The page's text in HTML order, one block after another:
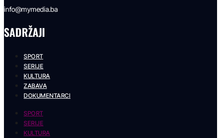
info@mymedia.ba
SADRŽAJI
SPORT
SERIJE
KULTURA
ZABAVA
DOKUMENTARCI
SPORT
SERIJE
KULTURA